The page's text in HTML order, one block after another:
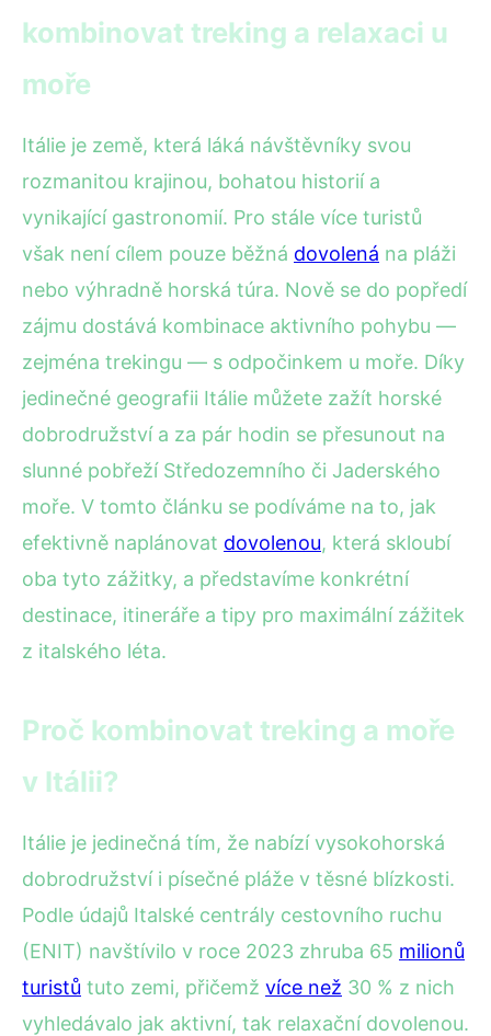
kombinovat treking a relaxaci u
moře
Itálie je země, která láká návštěvníky svou
rozmanitou krajinou, bohatou historií a
vynikající gastronomií. Pro stále více turistů
však není cílem pouze běžná dovolená na pláži
nebo výhradně horská túra. Nově se do popředí
zájmu dostává kombinace aktivního pohybu —
zejména trekingu — s odpočinkem u moře. Díky
jedinečné geografii Itálie můžete zažít horské
dobrodružství a za pár hodin se přesunout na
slunné pobřeží Středozemního či Jaderského
moře. V tomto článku se podíváme na to, jak
efektivně naplánovat dovolenou, která skloubí
oba tyto zážitky, a představíme konkrétní
destinace, itineráře a tipy pro maximální zážitek
z italského léta.
Proč kombinovat treking a moře
v Itálii?
Itálie je jedinečná tím, že nabízí vysokohorská
dobrodružství i písečné pláže v těsné blízkosti.
Podle údajů Italské centrály cestovního ruchu
(ENIT) navštívilo v roce 2023 zhruba 65 milionů
turistů tuto zemi, přičemž více než 30 % z nich
vyhledávalo jak aktivní, tak relaxační dovolenou.